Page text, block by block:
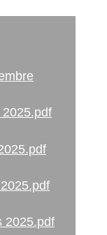
2025.pdf
2025.pdf